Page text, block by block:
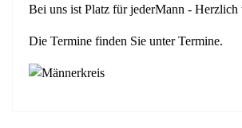
Bei uns ist Platz für jederMann -
Die Termine finden Sie unter Termine.